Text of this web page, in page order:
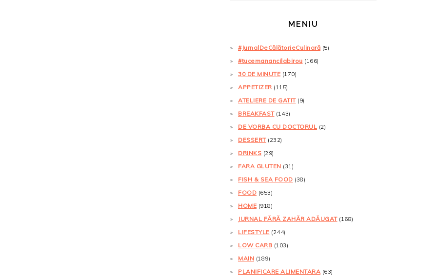
MENIU
#JurnalDeCălătorieCulinară (5)
#tucemanancilabirou (166)
30 DE MINUTE (170)
APPETIZER (115)
ATELIERE DE GATIT(9)
BREAKFAST(143)
DE VORBA CU DOCTORUL (2)
DESSERT(232)
DRINKS (29)
FARA GLUTEN (31)
FISH & SEA FOOD (38)
FOOD (653)
HOME (918)
JURNAL FĂRĂ ZAHĂR ADĂUGAT(168)
LIFESTYLE (244)
LOW CARB (103)
MAIN (189)
PLANIFICARE ALIMENTARA (63)